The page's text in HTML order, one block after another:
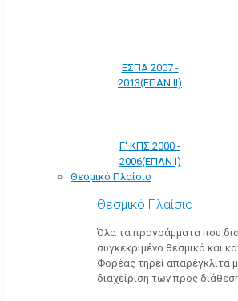
ΕΣΠΑ 2007 -
2013(ΕΠΑΝ ΙΙ)
Γ' ΚΠΣ 2000 -
2006(ΕΠΑΝ Ι)
Θεσμικό Πλαίσιο
Θεσμικό Πλαίσιο
Όλα τα προγράμματα που
συγκεκριμένο θεσμικό και
Φορέας τηρεί απαρέγκλιτα
διαχείριση των προς